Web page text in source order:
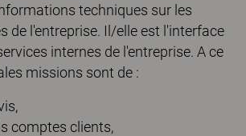
techniques sur les
de l'entreprise. Il/elle est l'interface
internes de l'entreprise. A ce
missions sont de :
comptes clients,